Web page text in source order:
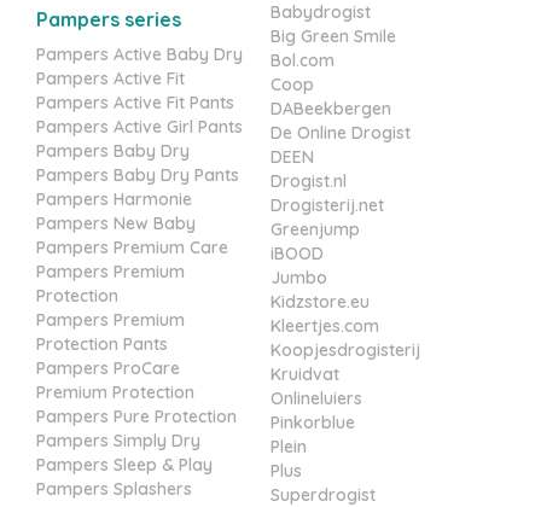
Pampers series
Pampers Active Baby Dry
Pampers Active Fit
Pampers Active Fit Pants
Pampers Active Girl Pants
Pampers Baby Dry
Pampers Baby Dry Pants
Pampers Harmonie
Pampers New Baby
Pampers Premium Care
Pampers Premium
Protection
Pampers Premium
Protection Pants
Pampers ProCare
Premium Protection
Pampers Pure Protection
Pampers Simply Dry
Pampers Sleep & Play
Pampers Splashers
Babydrogist
Big Green Smile
Bol.com
Coop
DABeekbergen
De Online Drogist
DEEN
Drogist.nl
Drogisterij.net
Greenjump
iBOOD
Jumbo
Kidzstore.eu
Kleertjes.com
Koopjesdrogisterij
Kruidvat
Onlineluiers
Pinkorblue
Plein
Plus
Superdrogist